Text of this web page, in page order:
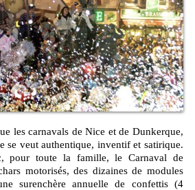
se veut authentique, inventif et satirique.
pour toute la famille, le Carnaval de
motorisés, des dizaines de modules
surenchère annuelle de confettis (4